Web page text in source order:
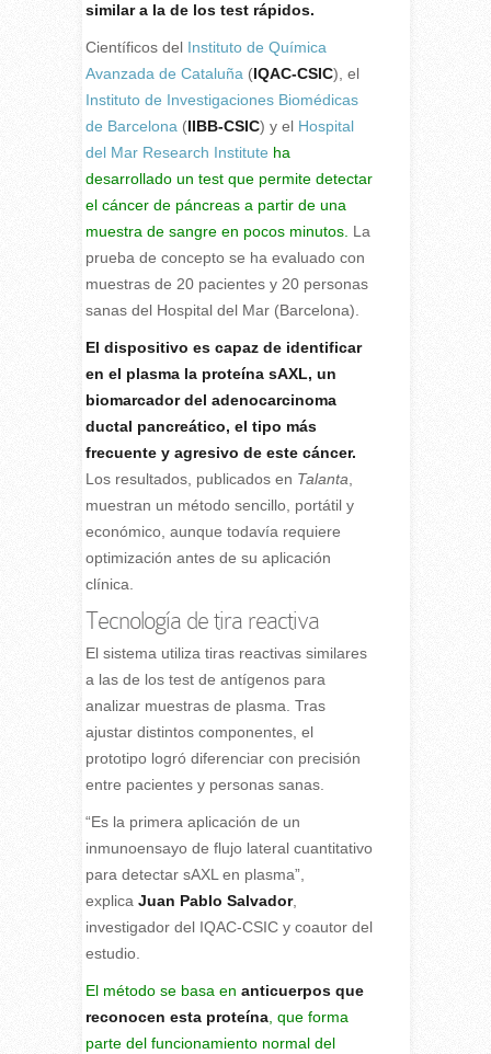
similar a la de los test rápidos.
Científicos del Instituto de Química
Avanzada de Cataluña (IQAC-CSIC), el
Instituto de Investigaciones Biomédicas
de Barcelona (IIBB-CSIC) y elHospital
del Mar Research Institute ha
desarrollado un test que permite detectar
el cáncer de páncreas a partir de una
muestra de sangre en pocos minutos. La
prueba de concepto se ha evaluado con
muestras de 20 pacientes y 20 personas
sanas del Hospital del Mar (Barcelona).
El dispositivo es capaz de identificar
en el plasma la proteína sAXL, un
biomarcador del adenocarcinoma
ductal pancreático, el tipo más
frecuente y agresivo de este cáncer.
Los resultados, publicados en Talanta
muestran un método sencillo, portátil y
económico, aunque todavía requiere
optimización antes de su aplicación
clínica.
Tecnología de tira reactiva
El sistema utiliza tiras reactivas similares
a las de los test de antígenos para
analizar muestras de plasma. Tras
ajustar distintos componentes, el
prototipo logró diferenciar con precisión
entre pacientes y personas sanas.
“Es la primera aplicación de un
inmunoensayo de flujo lateral cuantitativo
para detectar sAXL en plasma”,
explica Juan Pablo Salvador,
investigador del IQAC-CSIC y coautor del
estudio.
El método se basa en anticuerpos que
reconocen esta proteína, que forma
parte del funcionamiento normal del